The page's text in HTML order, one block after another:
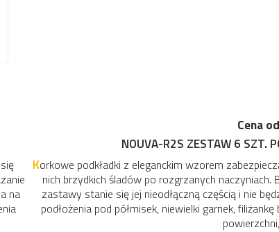
Cena od:
NOUVA-R2S ZESTAW 6 SZT.
nich brzydkich śladów po rozgrzanych naczyniach. Będą
zastawy stanie się jej nieodłączną częścią i nie będzie
podłożenia pod półmisek, niewielki garnek, filiżankę bądź
powierzchni, a